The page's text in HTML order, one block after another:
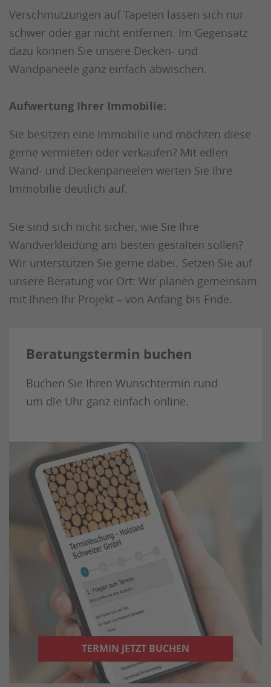
Verschmutzungen auf Tapeten lassen sich nur
schwer oder gar nicht entfernen. Im Gegensatz
dazu können Sie unsere Decken- und
Wandpaneele ganz einfach abwischen.
Aufwertung Ihrer Immobilie:
Sie besitzen eine Immobilie und möchten diese
gerne vermieten oder verkaufen? Mit edlen
Wand- und Deckenpaneelen werten Sie Ihre
Immobilie deutlich auf.
Sie sind sich nicht sicher, wie Sie Ihre
Wandverkleidung am besten gestalten sollen?
Wir unterstützen Sie gerne dabei. Setzen Sie auf
unsere Beratung vor Ort: Wir planen gemeinsam
mit Ihnen Ihr Projekt – von Anfang bis Ende.
Beratungstermin buchen
Buchen Sie Ihren Wunschtermin rund
um die Uhr ganz einfach online.
TERMIN JETZT BUCHEN